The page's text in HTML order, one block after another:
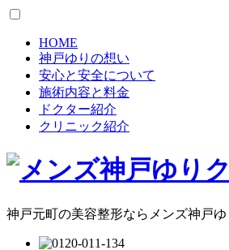
HOME
神戸ゆりの想い
安心と安全について
施術内容と料金
ドクター紹介
クリニック紹介
神戸元町の美容整形ならメンズ神戸